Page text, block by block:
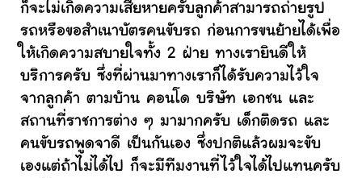
ก็จะไม่เกิดความเสียหายครับลูกค้าสามารถถ่ายรูป
รถหรือขอสำเนาบัตรคนขับรถ ก่อนการขนย้ายได้เพื่อ
ให้เกิดความสบายใจทั้ง 2 ฝ่าย ทางเรายินดีให้
บริการครับ ซึ่งที่ผ่านมาทางเราก็ได้รับความไว้ใจ
จากลูกค้า ตามบ้าน คอนโด บริษัท เอกชน และ
สถานที่ราชการต่าง ๆ มามากครับ เด็กติดรถ และ
คนขับรถพูดจาดี เป็นกันเอง ซึ่งปกติแล้วผมจะขับ
เองแต่ถ้าไม่ได้ไป ก็จะมีทีมงานที่ไว้ใจได้ไปแทนครับ